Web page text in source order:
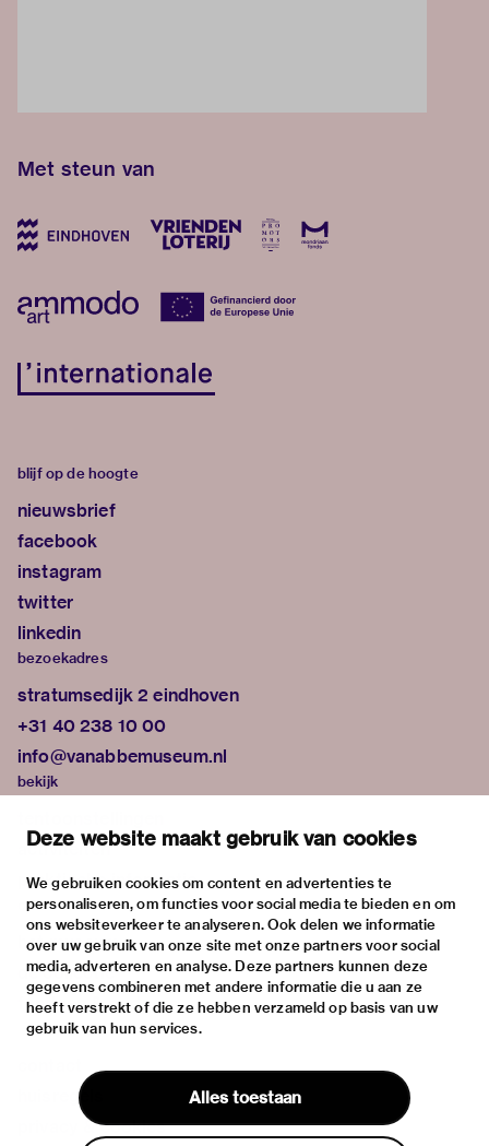
Deze website maakt gebruik van cookies
We gebruiken cookies om content en advertenties te
personaliseren, om functies voor social media te bieden en om
ons websiteverkeer te analyseren. Ook delen we informatie
over uw gebruik van onze site met onze partners voor social
media, adverteren en analyse. Deze partners kunnen deze
gegevens combineren met andere informatie die u aan ze
heeft verstrekt of die ze hebben verzameld op basis van uw
gebruik van hun services.
Alles toestaan
Met steun van
blijf op de hoogte
nieuwsbrief
facebook
instagram
twitter
linkedin
bezoekadres
stratumsedijk 2 eindhoven
+31 40 238 10 00
info@vanabbemuseum.nl
bekijk
activiteiten
praktische informatie
over
het museum
de collectie
fondsen & partners
huisregels
privacy & cookies